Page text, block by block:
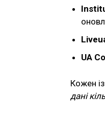
UA
Кожен
дані